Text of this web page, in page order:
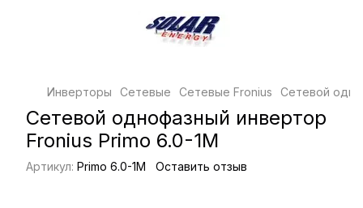
Инверторы Сетевые Сетевые Fronius Сетевой
Сетевой однофазный инвертор
Fronius Primo 6.0-1М
Артикул: Primo 6.0-1М Оставить отзыв